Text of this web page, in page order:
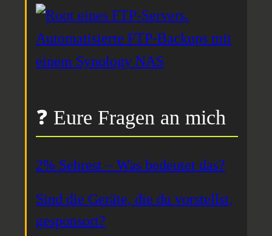
Automatisierte FTP-Backups mit
einem Synology NAS
❓ Eure Fragen an mich
2% Sehrest – Was bedeutet das?
Sind die Geräte, die du vorstellst,
gesponsort?